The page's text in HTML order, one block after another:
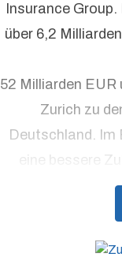
Insurance
über 6,2
52 Milliarden
Zurich zu
Deutschland. Im
eine bessere